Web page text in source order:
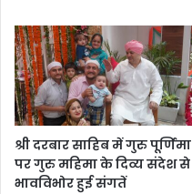
श्री दरबार साहिब में गुरु पूर्णिमा
पर गुरु महिमा के दिव्य संदेश से
भावविभोर हुई संगतें